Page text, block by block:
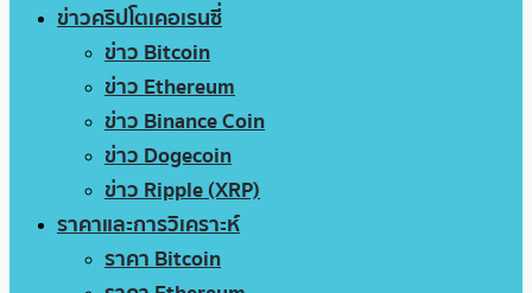
ข่าวคริปโตเคอเรนซี่
ข่าว Bitcoin
ข่าว Ethereum
ข่าว Binance Coin
ข่าว Dogecoin
ข่าว Ripple (XRP)
ราคาและการวิเคราะห์
ราคา Bitcoin